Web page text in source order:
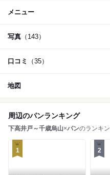
メニュー
写真 （143）
口コミ （35）
地図
周辺のパンランキング
下高井戸～千歳烏山×パンのランキ
1 2